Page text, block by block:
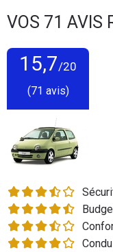
Essais
Guide
Electriques
Utilitaires
Flottes
Auto
Services
VOS 71 AVIS
15,7/20
(71 avis)